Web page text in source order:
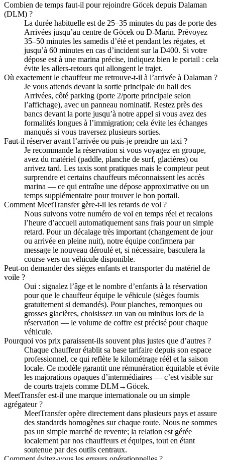
Combien de temps faut‑il pour rejoindre Göcek depuis Dalaman
(DLM) ?
La durée habituelle est de 25–35 minutes du pas de porte des
Arrivées jusqu’au centre de Göcek ou D‑Marin. Prévoyez
35–50 minutes les samedis d’été et pendant les régates, et
jusqu’à 60 minutes en cas d’incident sur la D400. Si votre
dépose est à une marina précise, indiquez bien le portail : cela
évite les allers‑retours qui allongent le trajet.
Où exactement le chauffeur me retrouve‑t‑il à l’arrivée à Dalaman ?
Je vous attends devant la sortie principale du hall des
Arrivées, côté parking (porte 2/porte principale selon
l’affichage), avec un panneau nominatif. Restez près des
bancs devant la porte jusqu’à notre appel si vous avez des
formalités longues à l’immigration; cela évite les échanges
manqués si vous traversez plusieurs sorties.
Faut‑il réserver avant l’arrivée ou puis‑je prendre un taxi ?
Je recommande la réservation si vous voyagez en groupe,
avez du matériel (paddle, planche de surf, glacières) ou
arrivez tard. Les taxis sont pratiques mais le compteur peut
surprendre et certains chauffeurs méconnaissent les accès
marina — ce qui entraîne une dépose approximative ou un
temps supplémentaire pour trouver le bon portail.
Comment MeetTransfer gère‑t‑il les retards de vol ?
Nous suivons votre numéro de vol en temps réel et recalons
l’heure d’accueil automatiquement sans frais pour un simple
retard. Pour un décalage très important (changement de jour
ou arrivée en pleine nuit), notre équipe confirmera par
message le nouveau déroulé et, si nécessaire, basculera la
course vers un véhicule disponible.
Peut‑on demander des sièges enfants et transporter du matériel de
voile ?
Oui : signalez l’âge et le nombre d’enfants à la réservation
pour que le chauffeur équipe le véhicule (sièges fournis
gratuitement si demandés). Pour planches, remorques ou
grosses glacières, choisissez un van ou minibus lors de la
réservation — le volume de coffre est précisé pour chaque
véhicule.
Pourquoi vos prix paraissent‑ils souvent plus justes que d’autres ?
Chaque chauffeur établit sa base tarifaire depuis son espace
professionnel, ce qui reflète le kilométrage réél et la saison
locale. Ce modèle garantit une rémunération équitable et évite
les majorations opaques d’intermédiaires — c’est visible sur
de courts trajets comme DLM→Göcek.
MeetTransfer est‑il une marque internationale ou un simple
agrégateur ?
MeetTransfer opère directement dans plusieurs pays et assure
des standards homogènes sur chaque route. Nous ne sommes
pas un simple marché de revente; la relation est gérée
localement par nos chauffeurs et équipes, tout en étant
soutenue par des outils centraux.